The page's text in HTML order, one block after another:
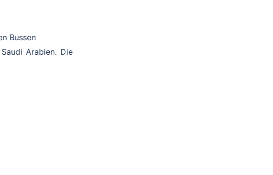
Bussen
Arabien. Die